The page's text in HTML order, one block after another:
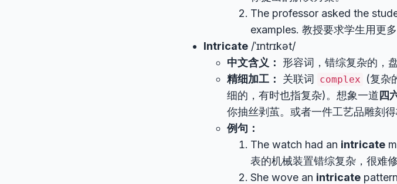
The professor asked the
examples. 教授要求学生用更
Intricate /ˈɪntrɪkət/
中文含义：
形容词，错综复杂的，
精细加工：
关联词 complex (复杂
细的，有时也指复杂)。想象一道四
你抽丝剥茧。或者一件工艺品雕刻
例句：
The watch had an intricate
表的机械装置错综复杂，很难修
She wove an intricate